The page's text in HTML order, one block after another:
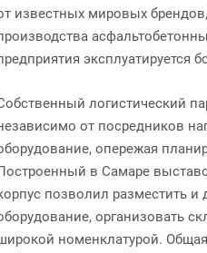
известных мировых
эксплуатируется
логистический
от посредников
опережая
в Самаре
позволил разместить и
организовать
номенклатурой.